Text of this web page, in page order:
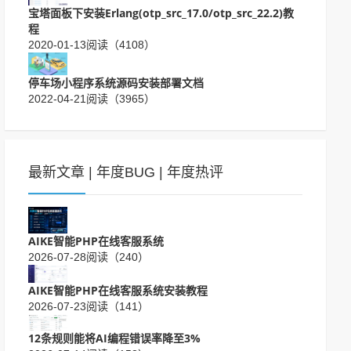
宝塔面板下安装Erlang(otp_src_17.0/otp_src_22.2)教
程
2020-01-13阅读（4108）
停车场小程序系统源码安装部署文档
2022-04-21阅读（3965）
最新文章 年度BUG 年度热评
AIKE智能PHP在线客服系统
2026-07-28阅读（240）
AIKE智能PHP在线客服系统安装教程
2026-07-23阅读（141）
12条规则能将AI编程错误率降至3%